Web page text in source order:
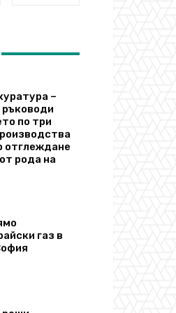
–
ръководи
по три
отглеждане
рода на
газ в